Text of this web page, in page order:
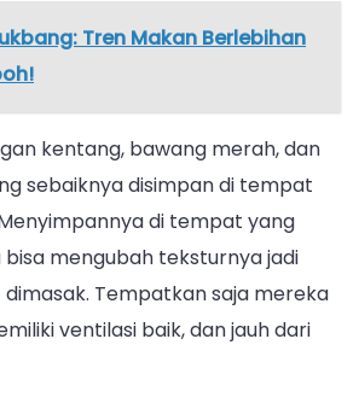
Tren Makan Berlebihan
kentang, bawang merah, dan
sebaiknya disimpan di tempat
di tempat yang
bisa mengubah teksturnya jadi
Tempatkan saja mereka
ventilasi baik, dan jauh dari